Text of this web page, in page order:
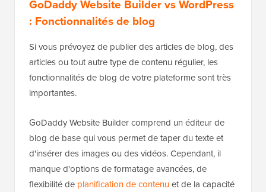
GoDaddy Website Builder vs WordPress
: Fonctionnalités de blog
Si vous prévoyez de publier des articles de blog, des
articles ou tout autre type de contenu régulier, les
fonctionnalités de blog de votre plateforme sont très
importantes.
GoDaddy Website Builder comprend un éditeur de
blog de base qui vous permet de taper du texte et
d'insérer des images ou des vidéos. Cependant, il
manque d'options de formatage avancées, de
flexibilité de planification de contenuet de la capacité